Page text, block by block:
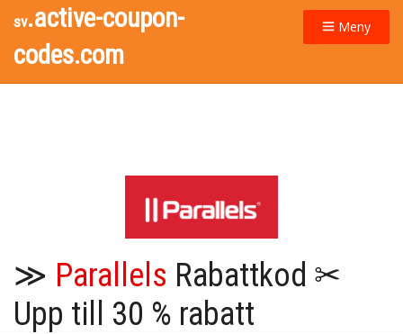
sv.active-coupon-
codes.com
Meny
≫ Parallels Rabattkod ✂
Upp till 30 % rabatt